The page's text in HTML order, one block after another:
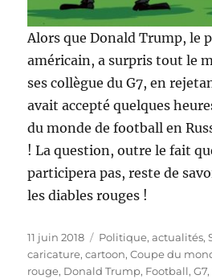
Alors que Donald Trump, le
américain, a surpris tout le
ses collègue du G7, en
avait accepté quelques
du monde de football en
! La question, outre le fait
participera pas, reste de
les diables rouges !
Publié
le
11 juin 2018 Catégories
Politique, actualités,
caricature,cartoon,Coupe du
rouge, Donald Trump, Football,G7,